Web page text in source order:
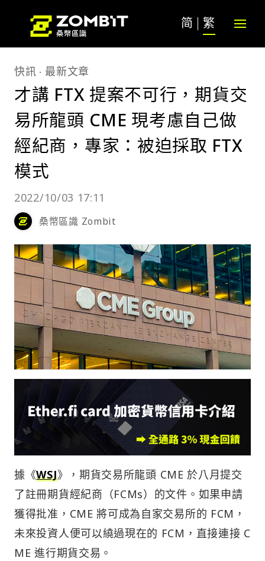
简 繁
快訊 最新文章
才講 FTX 提案不可行，期貨交
易所龍頭 CME 現考慮自己做
經紀商，專家：被迫採取 FTX
模式
2022/10/03 17:11
桑幣區識 Zombit
據《WSJ》，期貨交易所龍頭 CME 於八月提交
了註冊期貨經紀商（FCMs）的文件。如果申請
獲得批准，CME 將可成為自家交易所的 FCM，
未來投資人便可以繞過現在的 FCM，直接連接 C
ME 進行期貨交易。